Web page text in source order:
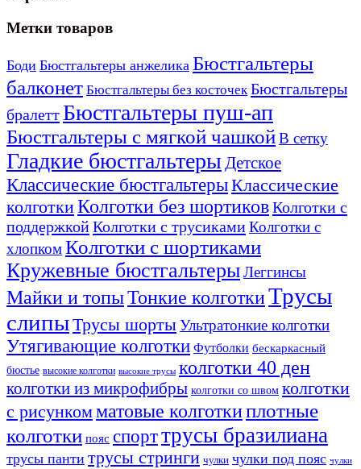
Метки товаров
Боди Бюстгальтеры анжелика Бюстгальтеры
балконет Бюстгальтеры без косточек Бюстгальтеры
бралеттБюстгальтеры пуш-ап
Бюстгальтеры с мягкой чашкойВ сетку
Гладкие бюстгальтерыДетское
Классические бюстгальтерыКлассические
колготкиКолготки без шортиковКолготки с
поддержкойКолготки с трусикамиКолготки с
хлопкомКолготки с шортиками
Кружевные бюстгальтерыЛеггинсы
Майки и топыТонкие колготкиТрусы
слипыТрусы шортыУльтратонкие колготки
Утягивающие колготки Футболки бескаркасный
бюстье высокие колготки высокие трусы колготки 40 ден
колготки из микрофибры колготки со швом колготки
с рисункомматовые колготкиплотные
колготки пояс спорттрусы бразилиана
трусы панти трусы стринги чулки чулки под пояс чулки